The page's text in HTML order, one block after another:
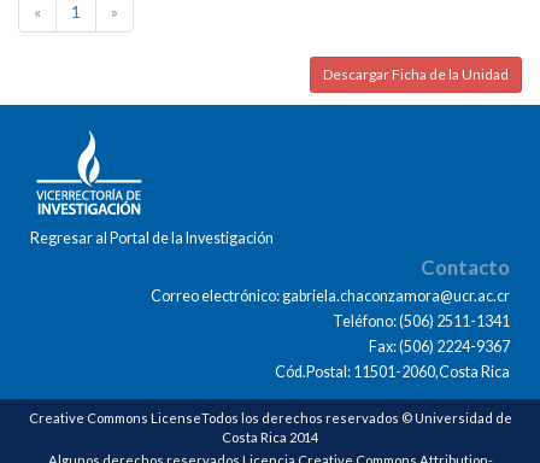
« 1 »
Descargar Ficha de la Unidad
Regresar al Portal de la Investigación
Contacto
Correo electrónico: gabriela.chaconzamora@ucr.ac.cr
Teléfono: (506) 2511-1341
Fax: (506) 2224-9367
Cód.Postal: 11501-2060,Costa Rica
Creative Commons LicenseTodos los derechos reservados © Universidad de
Costa Rica 2014